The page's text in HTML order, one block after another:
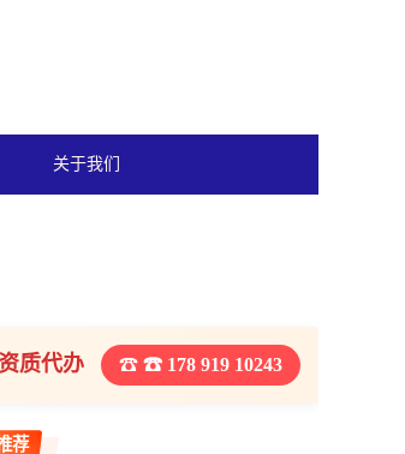
关于我们
质代办 ☎ 178 919 10243
荐